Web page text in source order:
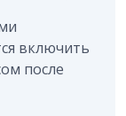
включить
после